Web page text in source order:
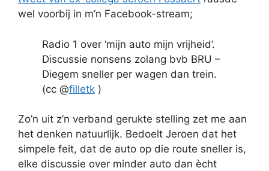
wel voorbij in m’n Facebook-stream;
Radio 1 over ‘mijn auto mijn vrijheid’.
Discussie nonsens zolang bvb BRU –
Diegem sneller per wagen dan trein.
(cc @filletk )
Zo’n uit z’n verband gerukte stelling zet me aan
het denken natuurlijk. Bedoelt Jeroen dat het
simpele feit, dat de auto op die route sneller is,
elke discussie over minder auto dan ècht